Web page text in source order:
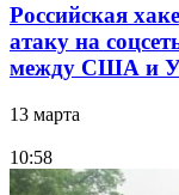
Российская
атаку на
между США и
13 марта
10:58